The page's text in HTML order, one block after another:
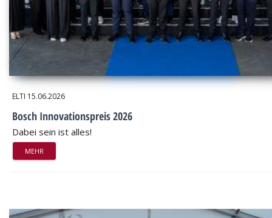
ELTI 15.06.2026
Bosch Innovationspreis 2026
Dabei sein ist alles!
MEHR